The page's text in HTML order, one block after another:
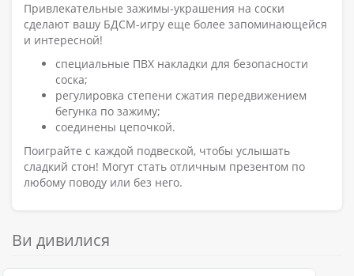
Привлекательные зажимы-украшения на соски
сделают вашу БДСМ-игру еще более запоминающейся
и интересной!
специальные ПВХ накладки для безопасности
соска;
регулировка степени сжатия передвижением
бегунка по зажиму;
соединены цепочкой.
Поиграйте с каждой подвеской, чтобы услышать
сладкий стон! Могут стать отличным презентом по
любому поводу или без него.
Ви дивилися